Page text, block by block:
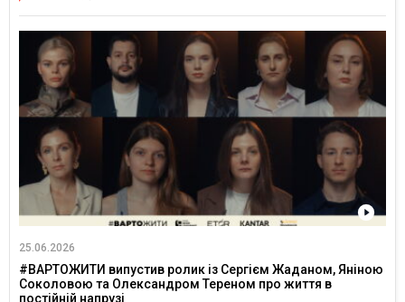
25.06.2026
#ВАРТОЖИТИ випустив ролик із Сергієм Жаданом, Яніною
Соколовою та Олександром Тереном про життя в
постійній напрузі